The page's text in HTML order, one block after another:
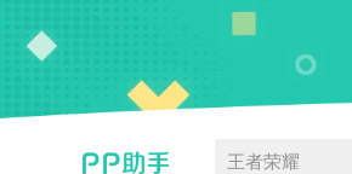
王者荣耀